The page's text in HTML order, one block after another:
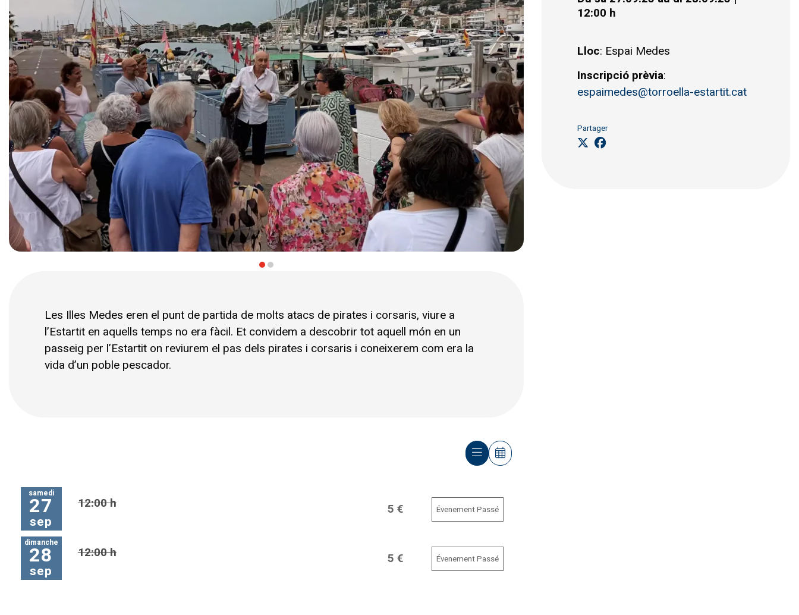
12:00 h
Lloc: Espai Medes
Inscripció prèvia:
espaimedes@torroella-estartit.cat
Partager
Les Illes Medes eren el punt de partida de molts atacs de pirates i corsaris, viure a
l’Estartit en aquells temps no era fàcil. Et convidem a descobrir tot aquell món en un
passeig per l’Estartit on reviurem el pas dels pirates i corsaris i coneixerem com era la
vida d’un poble pescador.
samedi
27
sep
12:00 h 5 € Évenement Passé
dimanche
28
sep
12:00 h 5 € Évenement Passé